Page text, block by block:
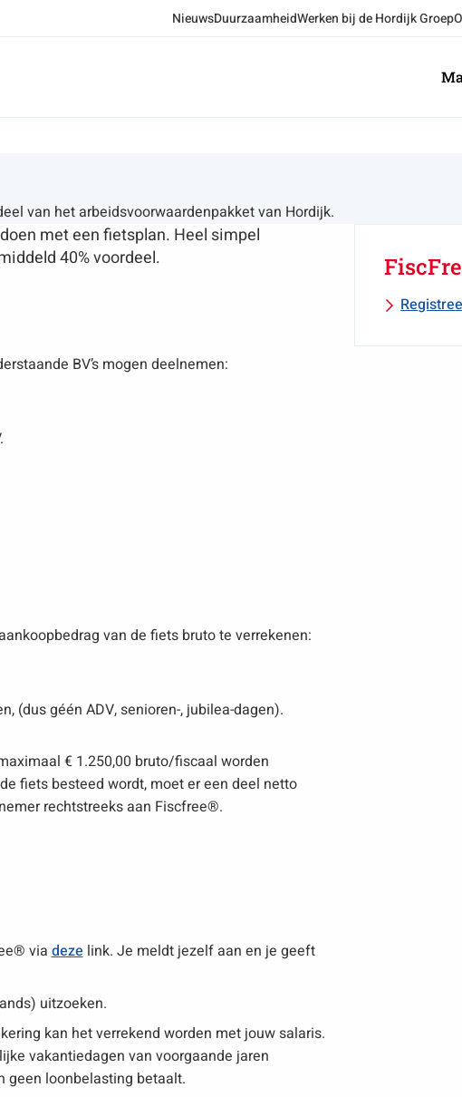
NieuwsDuurzaamheidWerken bij de Hordijk Groep
van het arbeidsvoorwaardenpakket van Hordijk.
met een fietsplan. Heel simpel
40% voordeel.
BV’s mogen deelnemen:
van de fiets bruto te verrekenen:
(dus géén ADV, senioren-, jubilea-dagen).
€ 1.250,00 bruto/fiscaal worden
fiets besteed wordt, moet er een deel netto
rechtstreeks aan Fiscfree®.
viadezelink. Je meldt jezelf aan en je geeft
uitzoeken.
kan het verrekend worden met jouw salaris.
vakantiedagen van voorgaande jaren
geen loonbelasting betaalt.